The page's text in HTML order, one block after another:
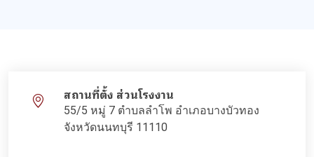
สถานที่ตั้ง ส่วนโรงงาน
55/5 หมู่ 7 ตำบลลำโพ อำเภอบางบัวทอง
จังหวัดนนทบุรี 11110